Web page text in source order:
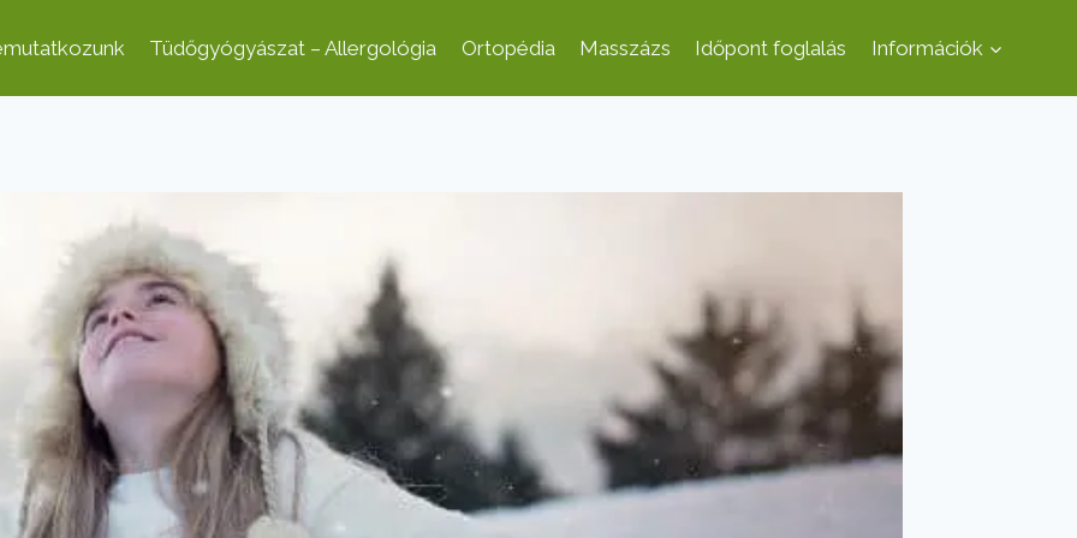
Tüdőgyógyászat – Allergológia Ortopédia Masszázs Időpont foglalás Információk